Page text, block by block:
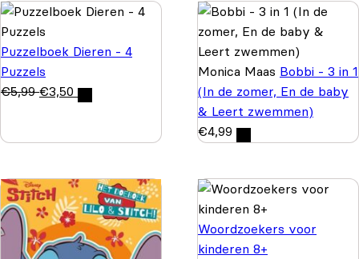
Puzzelboek Dieren - 4
Puzzels
€5,99 €3,50
Monica Maas Bobbi - 3 in 1
(In de zomer, En de baby
& Leert zwemmen)
€4,99
Woordzoekers voor
kinderen 8+